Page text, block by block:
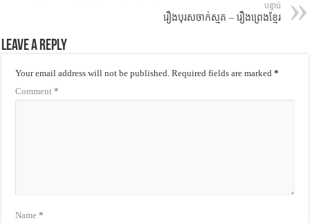
បន្ទាប់
រឿងបុរសចាក់ស្មុគ – រឿងព្រេងខ្មែរ
Leave a Reply
Your email address will not be published. Required fields are marked*
Comment*
Name*